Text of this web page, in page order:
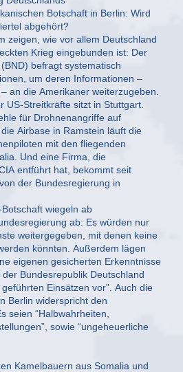
Botschaft in Berlin: Wird
abgehört?
zeigen, wie vor allem Deutschland
Krieg eingebunden ist: Der
befragt systematisch
um deren Informationen –
an die Amerikaner weiterzugeben.
US-Streitkräfte sitzt in Stuttgart.
für Drohnenangriffe auf
Airbase in Ramstein läuft die
mit den fliegenden
Und eine Firma, die
entführt hat, bekommt seit
der Bundesregierung in
wiegeln ab
ab: Es würden nur
weitergegeben, mit denen keine
könnten. Außerdem lägen
eigenen gesicherten Erkenntnisse
Bundesrepublik Deutschland
Einsätzen vor”. Auch die
Berlin widerspricht den
seien “Halbwahrheiten,
sowie “ungeheuerliche
Kamelbauern aus Somalia und